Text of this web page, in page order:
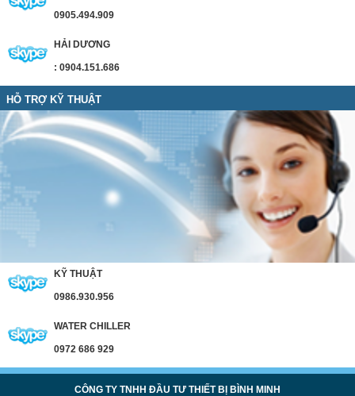
0905.494.909
HẢI DƯƠNG
: 0904.151.686
HỖ TRỢ KỸ THUẬT
KỸ THUẬT
0986.930.956
WATER CHILLER
0972 686 929
CÔNG TY TNHH ĐẦU TƯ THIẾT BỊ BÌNH MINH